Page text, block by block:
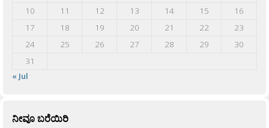
10
11 12 13 14 15
16
17
18 19 20 21 22
23
24
25 26 27 28 29
30
31
« Jul
ನೀವೂ ಬರೆಯಿರಿ